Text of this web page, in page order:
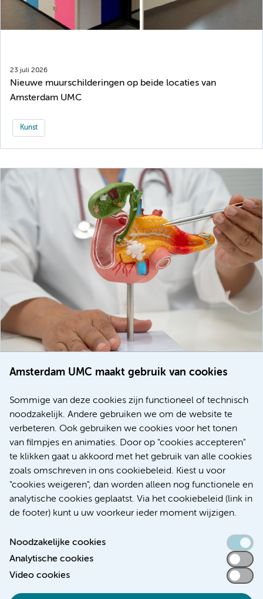
Amsterdam UMC maakt gebruik van cookies
Sommige van deze cookies zijn functioneel of technisch
noodzakelijk. Andere gebruiken we om de website te
verbeteren. Ook gebruiken we cookies voor het tonen
van filmpjes en animaties. Door op "cookies accepteren"
te klikken gaat u akkoord met het gebruik van alle cookies
zoals omschreven in ons cookiebeleid. Kiest u voor
"cookies weigeren", dan worden alleen nog functionele en
analytische cookies geplaatst. Via het cookiebeleid (link in
de footer) kunt u uw voorkeur ieder moment wijzigen.
Noodzakelijke cookies
Analytische cookies
Video cookies
23 juli 2026
Nieuwe muurschilderingen op beide locaties van
Amsterdam UMC
Kunst
voor patiënten met alvleesklierkanker verbeteren
Meer
Toegankelijkheidsverklaring